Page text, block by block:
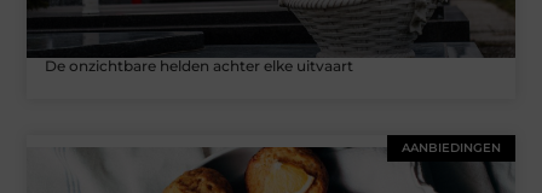
De onzichtbare helden achter elke uitvaart
AANBIEDINGEN